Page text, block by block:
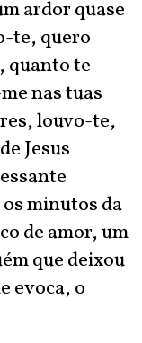
ardor quase
te, quero
quanto te
nas tuas
louvo-te,
Jesus
minutos da
de amor, um
que deixou
evoca, o